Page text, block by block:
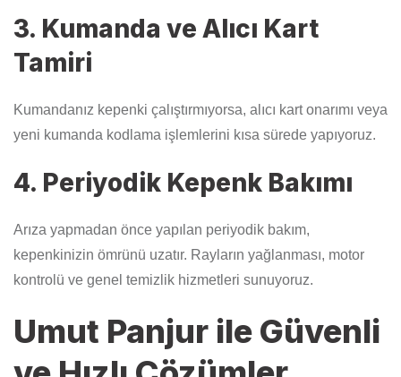
3. Kumanda ve Alıcı Kart
Tamiri
Kumandanız kepenki çalıştırmıyorsa, alıcı kart onarımı veya
yeni kumanda kodlama işlemlerini kısa sürede yapıyoruz.
4. Periyodik Kepenk Bakımı
Arıza yapmadan önce yapılan periyodik bakım,
kepenkinizin ömrünü uzatır. Rayların yağlanması, motor
kontrolü ve genel temizlik hizmetleri sunuyoruz.
Umut Panjur ile Güvenli